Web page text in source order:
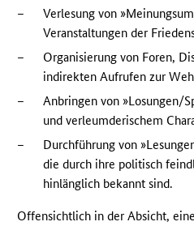
–
Verlesung von
Veranstaltungen der
–
Organisierung von Foren,
indirekten Aufrufen zur
–
Anbringen von »Losungen/
und verleumderischem
–
Durchführung von
die durch ihre politisch
hinlänglich bekannt sind.
Offensichtlich in der Absicht,